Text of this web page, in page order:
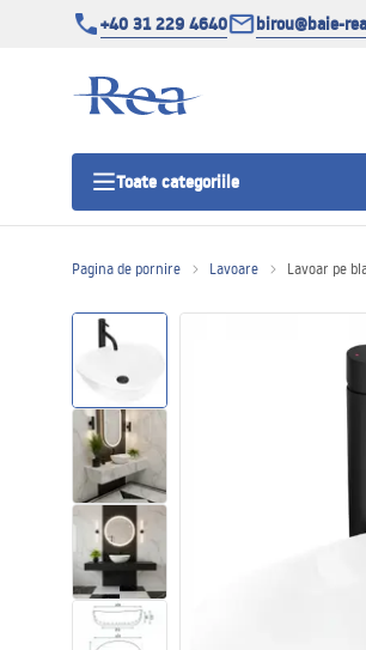
+40 31 229 4640 birou@baie-
Toate categoriile
Rigole Liniare
Vase WC si Bideuri
Lavoare
Pagina de pornire Lavoare Lavoar pe